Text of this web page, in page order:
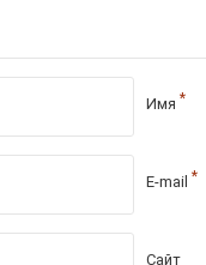
Имя *
E-mail *
Сайт